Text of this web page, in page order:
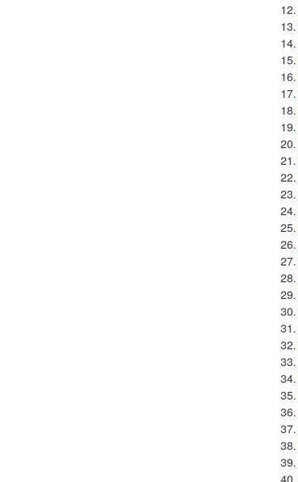
12.
13.
14.
15.
16.
17.
18.
19.
20.
21.
22.
23.
24.
25.
26.
27.
28.
29.
30.
31.
32.
33.
34.
35.
36.
37.
38.
39.